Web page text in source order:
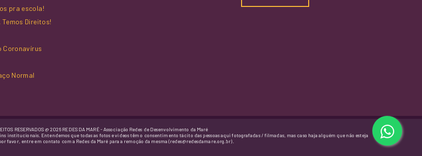
pra escola!
Temos Direitos!
Coronavírus
Normal
RESERVADOS @ 2026 REDES DA MARÉ - Associação Redes de Desenvolvimento da Maré
institucionais. Entendemos que todas as fotos e vídeos têm o consentimento tácito das pessoas aqui fotografadas / filmadas, mas caso haja alguém que não esteja
favor, entre em contato com a Redes da Maré para a remoção da mesma (redes@redesdamare.org.br).